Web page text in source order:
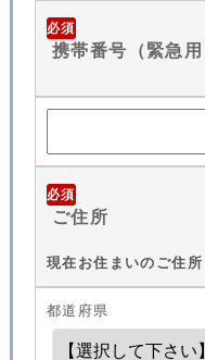
必須
携帯番号（緊急用
必須
ご住所
現在お住まいのご住所
都道府県